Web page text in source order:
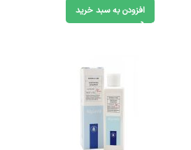
افزودن به سبد خرید